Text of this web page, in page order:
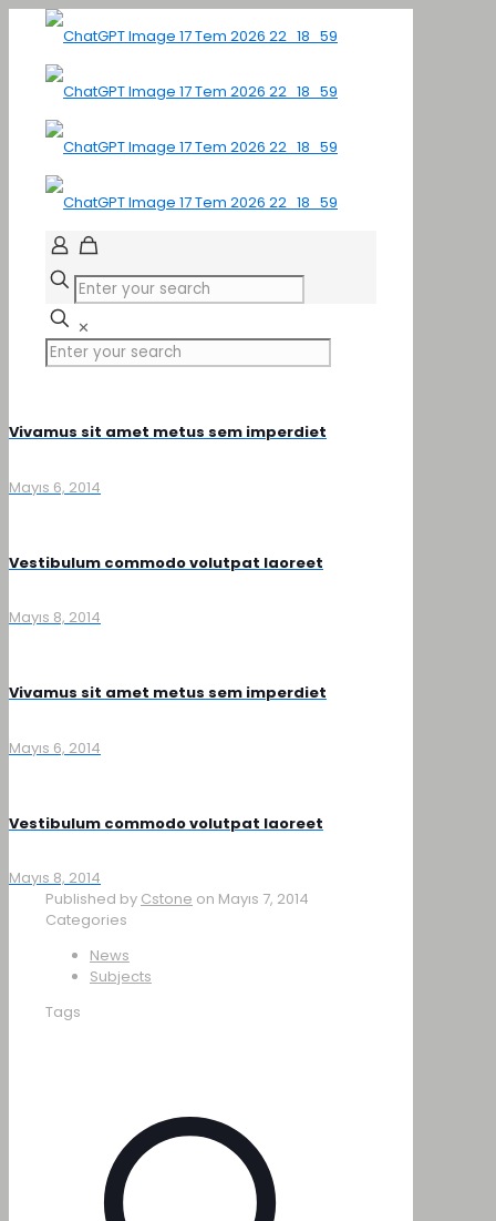
✕
Vivamus sit amet metus sem imperdiet
Mayıs 6, 2014
Vestibulum commodo volutpat laoreet
Mayıs 8, 2014
Vivamus sit amet metus sem imperdiet
Mayıs 6, 2014
Vestibulum commodo volutpat laoreet
Mayıs 8, 2014
Published by Cstone on Mayıs 7, 2014
Categories
News
Subjects
Tags